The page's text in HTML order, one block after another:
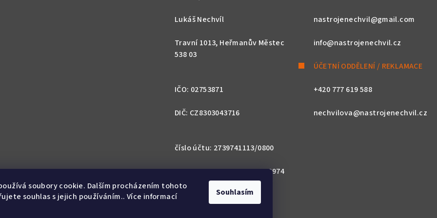
soubory cookie. Dalším procházením tohoto
souhlas s jejich používáním.. Více informací
Souhlasím
Lukáš Nechvíl
Travní 1013, Heřmanův Městec
538 03
IČO: 02753871
DIČ: CZ8303043716
číslo účtu: 2739741113/0800
IBAN: CZ57 0800 0000 0027 3974
1113
SWIFT: GIBACZPX
nastrojenechvil@gmail.com
info@nastrojenechvil.cz
ÚČETNÍ ODDĚLENÍ / REKLAMACE
+420 777 619 588
nechvilova@nastrojenechvil.cz